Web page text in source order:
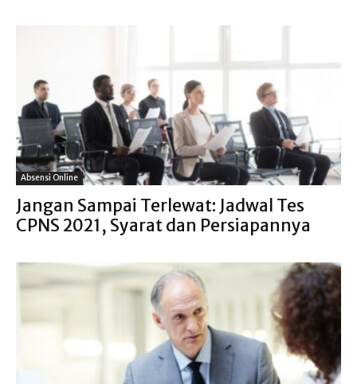
Absensi Online
Jangan Sampai Terlewat: Jadwal Tes
CPNS 2021, Syarat dan Persiapannya